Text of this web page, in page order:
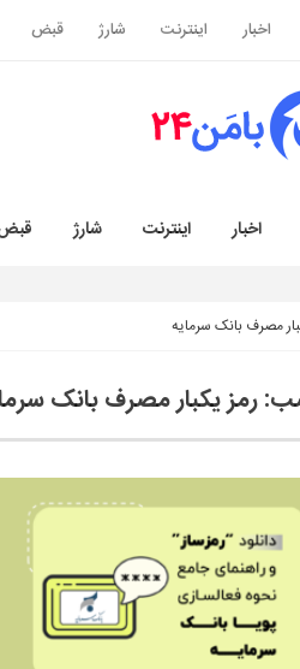
اخبار اینترنت شارژ قبض
اخبار اینترنت شارژ
مصرف بانک سرمایه
رمز یکبار مصرف بانک